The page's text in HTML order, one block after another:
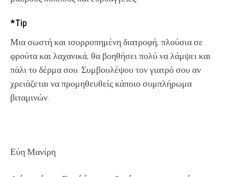
*Tip
Μια σωστή και ισορροπημένη διατροφή, πλούσια σε
φρούτα και λαχανικά, θα βοηθήσει πολύ να λάμψει και
πάλι το δέρμα σου. Συμβουλέψου τον γιατρό σου αν
χρειάζεται να προμηθευθείς κάποιο συμπλήρωμα
βιταμινών.
Εύη Μανίρη